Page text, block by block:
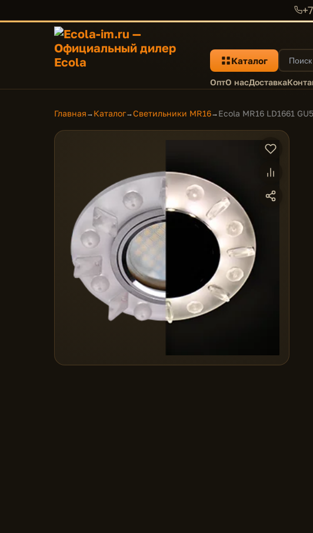
Каталог
ОптО насДоставка
Главная → Каталог→Светильники MR16→ Ecola MR16 LD1661